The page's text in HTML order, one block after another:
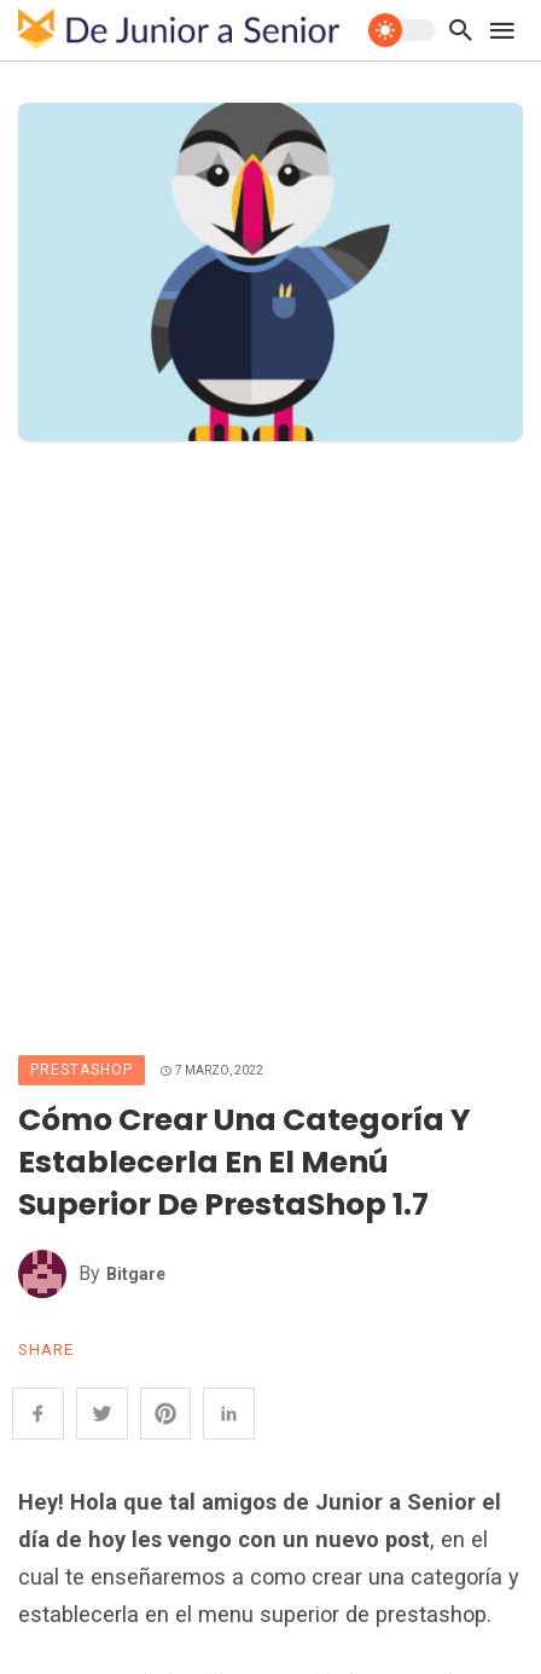
PRESTASHOP 7 MARZO, 2022
Cómo Crear Una Categoría Y
Establecerla En El Menú
Superior De PrestaShop 1.7
By Bitgare
SHARE
Hey! Hola que tal amigos de Junior a Senior el
día de hoy les vengo con un nuevo post, en el
cual te enseñaremos a como crear una categoría y
establecerla en el menu superior de prestashop.